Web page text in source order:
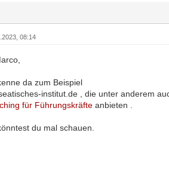
08:14
da zum Beispiel
institut.de , die unter anderem
für Führungskräfte anbieten .
du mal schauen.